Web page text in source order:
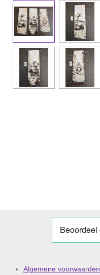
Algemene voorwaarden